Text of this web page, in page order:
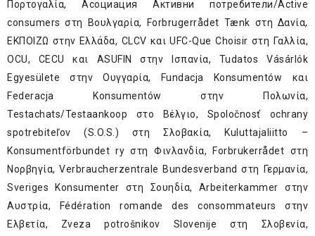
Πορτογαλία, Асоциация Активни потребители/Active
consumers στη Βουλγαρία, Forbrugerrådet Tænk στη Δανία,
ΕΚΠΟΙΖΩ στην Ελλάδα, CLCV και UFC-Que Choisir στη Γαλλία,
OCU, CECU και ASUFIN στην Ισπανία, Tudatos Vásárlók
Egyesülete στην Ουγγαρία, Fundacja Konsumentów και
Federacja Konsumentów στην Πολωνία,
Testachats/Testaankoop στο Βέλγιο, Spoločnosť ochrany
spotrebiteľov (S.O.S.) στη Σλοβακία, Kuluttajaliitto –
Konsumentförbundet ry στη Φινλανδία, Forbrukerrådet στη
Νορβηγία, Verbraucherzentrale Bundesverband στη Γερμανία,
Sveriges Konsumenter στη Σουηδία, Arbeiterkammer στην
Αυστρία, Fédération romande des consommateurs στην
Ελβετία, Zveza potrošnikov Slovenije στη Σλοβενία,